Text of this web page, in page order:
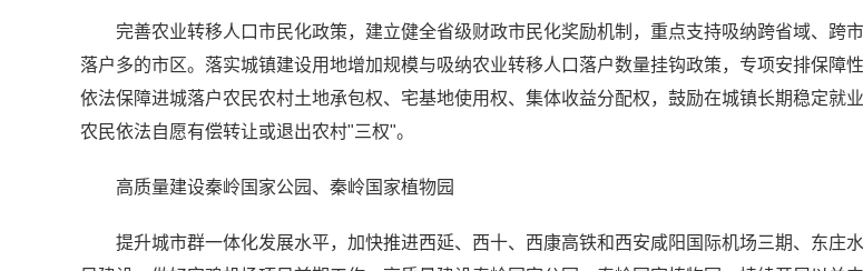
完善农业转移人口市民化政策，建立健全省级财政市民化奖励机制，重点支持吸纳跨省域、跨
落户多的市区。落实城镇建设用地增加规模与吸纳农业转移人口落户数量挂钩政策，专项安排保障性
依法保障进城落户农民农村土地承包权、宅基地使用权、集体收益分配权，鼓励在城镇长期稳定就
农民依法自愿有偿转让或退出农村"三权"。
高质量建设秦岭国家公园、秦岭国家植物园
提升城市群一体化发展水平，加快推进西延、西十、西康高铁和西安咸阳国际机场三期、东庄